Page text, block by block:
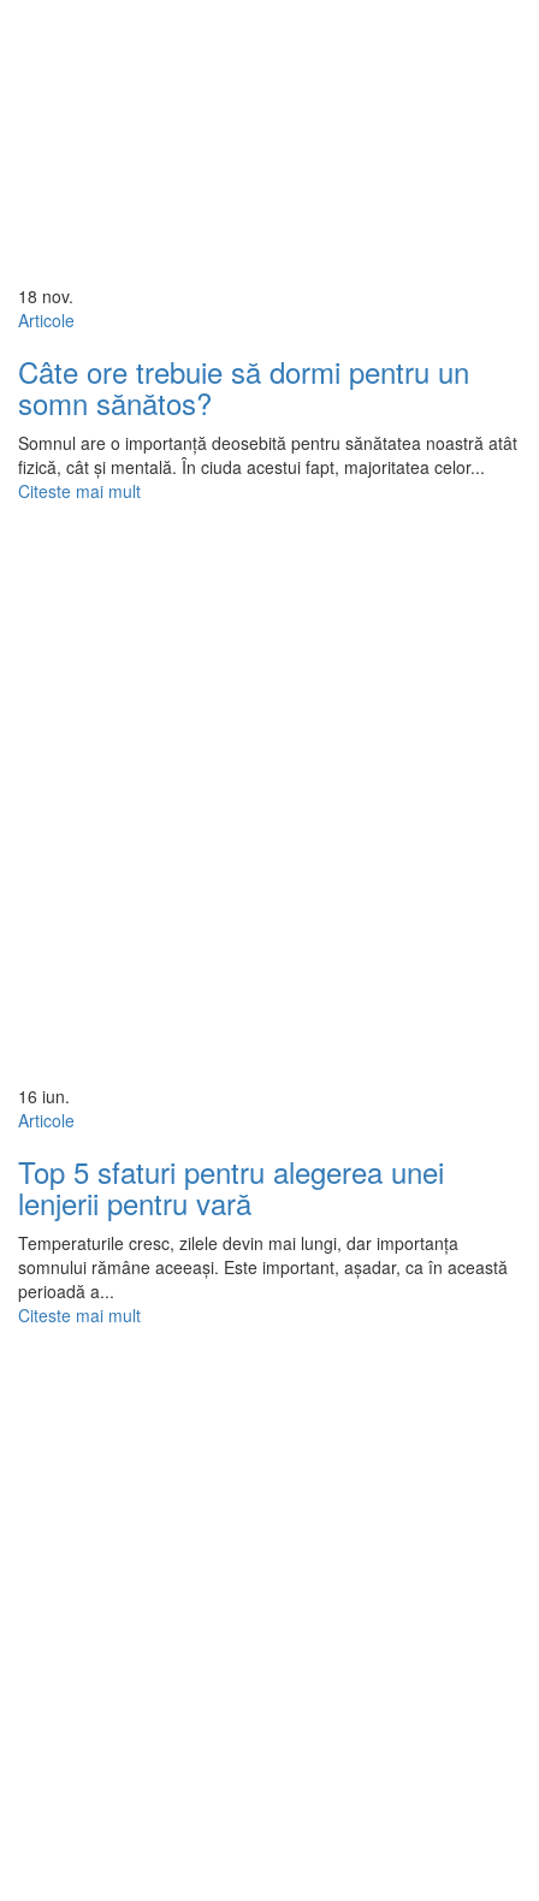
18 nov.
Articole
Câte ore trebuie să dormi pentru un
somn sănătos?
Somnul are o importanță deosebită pentru sănătatea noastră atât
fizică, cât și mentală. În ciuda acestui fapt, majoritatea celor...
Citeste mai mult
16 iun.
Articole
Top 5 sfaturi pentru alegerea unei
lenjerii pentru vară
Temperaturile cresc, zilele devin mai lungi, dar importanța
somnului rămâne aceeași. Este important, așadar, ca în această
perioadă a...
Citeste mai mult